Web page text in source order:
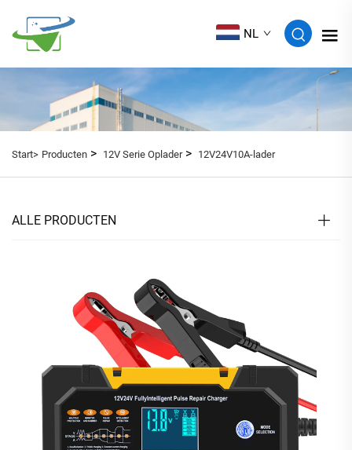
NL
Start> Producten > 12V Serie Oplader> 12V24V10A-lader
ALLE PRODUCTEN